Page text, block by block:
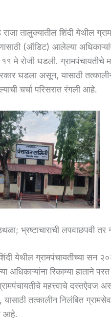
तालुक्यातील शिंदी येथील
(ऑडिट) आलेल्या
मे रोजी घडली. ग्रामपंचायतीचे
घडला असून, यासाठी
चर्चा परिसरात रंगली आहे.
भ्रष्टाचाराची लपवाछपवी तर
येथील ग्रामपंचायतीच्या सन
अधिकाऱ्यांना रिकाम्या हाताने
महत्त्वाचे दस्तऐवज
तत्कालीन निलंबित
आहे.